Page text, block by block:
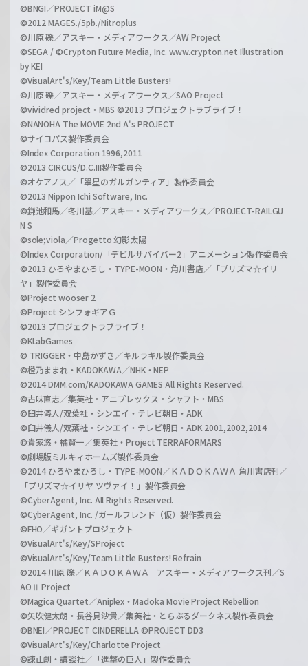
©BNGI／PROJECT iM@S
©2012 MAGES./5pb./Nitroplus
©川原 礫／アスキー・メディアワークス／AW Project
©SEGA / ©Crypton Future Media, Inc. www.crypton.net Illustration
by KEI
©VisualArt's/Key/Team Little Busters!
©川原 礫／アスキー・メディアワークス／SAO Project
©vividred project・MBS ©2013 プロジェクトラブライブ！
©NANOHA The MOVIE 2nd A's PROJECT
©サイコパス製作委員会
©Index Corporation 1996,2011
©2013 CIRCUS/D.C.III製作委員会
©オケアノス／「翠星のガルガンティア」製作委員会
©2013 Nippon Ichi Software, Inc.
©鎌池和馬／冬川基／アスキー・メディアワークス／PROJECT-RAILGU
N S
©sole;viola／Progetto 幻影太陽
©Index Corporation/「デビルサバイバー2」アニメーション製作委員会
©2013 ひろやまひろし・TYPE-MOON・角川書店／「プリズマ☆イリ
ヤ」製作委員会
©Project wooser 2
©Project シンフォギアＧ
©2013 プロジェクトラブライブ！
©KLabGames
© TRIGGER・中島かずき／キルラキル製作委員会
©橙乃ままれ・KADOKAWA／NHK・NEP
©2014 DMM.com/KADOKAWA GAMES All Rights Reserved.
©古味直志／集英社・アニプレックス・シャフト・MBS
©臼井儀人/双葉社・シンエイ・テレビ朝日・ADK
©臼井儀人/双葉社・シンエイ・テレビ朝日・ADK 2001,2002,2014
©貴家悠・橘賢一／集英社・Project TERRAFORMARS
©劇場版ミルキィホームズ製作委員会
©2014 ひろやまひろし・TYPE-MOON／ＫＡＤＯＫＡＷＡ 角川書店刊／
「プリズマ☆イリヤ ツヴァイ！」製作委員会
©CyberAgent, Inc. All Rights Reserved.
©CyberAgent, Inc. /ガールフレンド（仮）製作委員会
©FHO／ギガントプロジェクト
©VisualArt's/Key/SProject
©VisualArt's/Key/Team Little Busters! Refrain
©2014 川原 礫／ＫＡＤＯＫＡＷＡ アスキー・メディアワークス刊／S
AOⅡ Project
©Magica Quartet／Aniplex・Madoka Movie Project Rebellion
©矢吹健太朗・長谷見沙貴／集英社・とらぶるダークネス製作委員会
©BNEI／PROJECT CINDERELLA ©PROJECT DD3
©VisualArt's/Key/Charlotte Project
©諫山創・講談社／「進撃の巨人」製作委員会